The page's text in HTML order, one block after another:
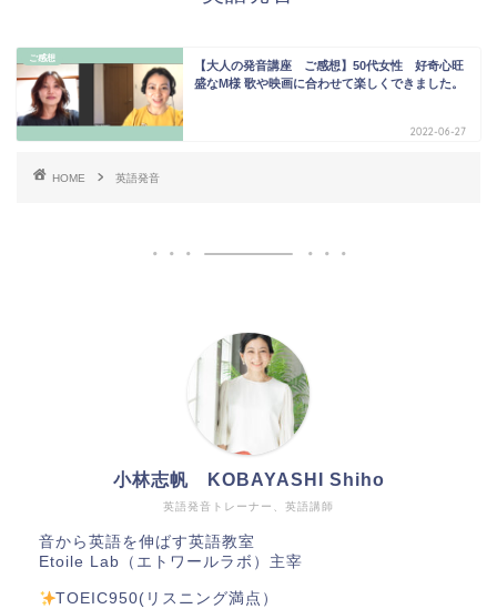
ご感想
【大人の発音講座 ご感想】50代女性 好奇心旺
盛なM様 歌や映画に合わせて楽しくできました。
2022-06-27
HOME 英語発音
英語発音トレーナー、英語講師
小林志帆 KOBAYASHI Shiho
音から英語を伸ばす英語教室
Etoile Lab（エトワールラボ）主宰
TOEIC950(リスニング満点）